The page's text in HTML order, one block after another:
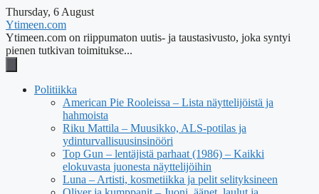
Thursday, 6 August
Ytimeen.com
Ytimeen.com on riippumaton uutis- ja taustasivusto, joka syntyi
pienen tutkivan toimitukse...
Politiikka
American Pie Rooleissa – Lista näyttelijöistä ja
hahmoista
Riku Mattila – Muusikko, ALS-potilas ja
ydinturvallisuusinsinööri
Top Gun – lentäjistä parhaat (1986) – Kaikki
elokuvasta juonesta näyttelijöihin
Luna – Artisti, kosmetiikka ja pelit selityksineen